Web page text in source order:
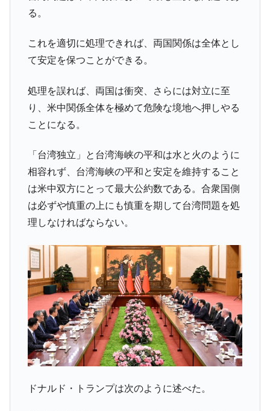
る。
これを適切に処理できれば、両国関係は全体とし
て安定を保つことができる。
処理を誤れば、両国は衝突、さらには対立に至
り、米中関係全体を極めて危険な境地へ押しやる
ことになる。
「台湾独立」と台湾海峡の平和は水と火のように
相容れず、台湾海峡の平和と安定を維持すること
は米中双方にとって最大公約数である。合衆国側
は必ずや慎重の上にも慎重を期して台湾問題を処
理しなければならない。
ドナルド・トランプは次のように述べた。